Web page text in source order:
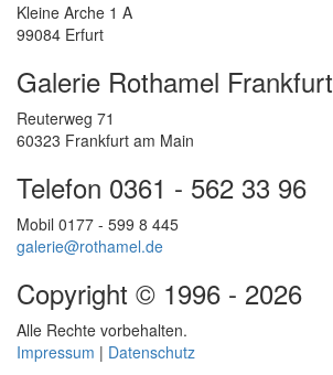
Kleine Arche 1 A
99084 Erfurt
Galerie Rothamel Frankfurt
Reuterweg 71
60323 Frankfurt am Main
Telefon 0361 - 562 33 96
Mobil 0177 - 599 8 445
galerie@rothamel.de
Copyright © 1996 - 2026
Alle Rechte vorbehalten.
Impressum | Datenschutz